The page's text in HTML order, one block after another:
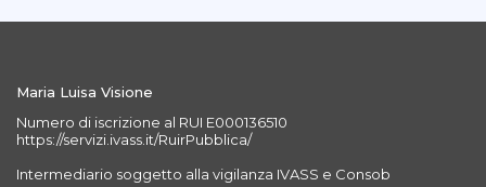
Maria Luisa Visione
Numero di iscrizione al RUI E000136510
https://servizi.ivass.it/RuirPubblica/
Intermediario soggetto alla vigilanza IVASS e Consob